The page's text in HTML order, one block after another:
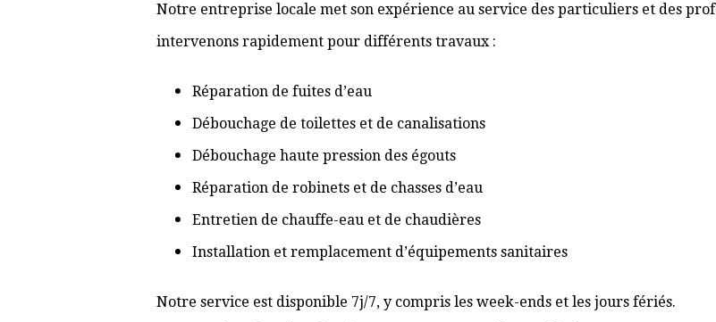
Notre entreprise locale met son expérience au service des particuliers et des
intervenons rapidement pour différents travaux :
Réparation de fuites d’eau
Débouchage de toilettes et de canalisations
Débouchage haute pression des égouts
Réparation de robinets et de chasses d’eau
Entretien de chauffe-eau et de chaudières
Installation et remplacement d’équipements sanitaires
Notre service est disponible 7j/7, y compris les week-ends et les jours fériés.